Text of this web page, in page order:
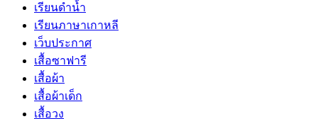
เรียนดำน้ำ
เรียนภาษาเกาหลี
เว็บประกาศ
เสื้อซาฟารี
เสื้อผ้า
เสื้อผ้าเด็ก
เสื้อวง